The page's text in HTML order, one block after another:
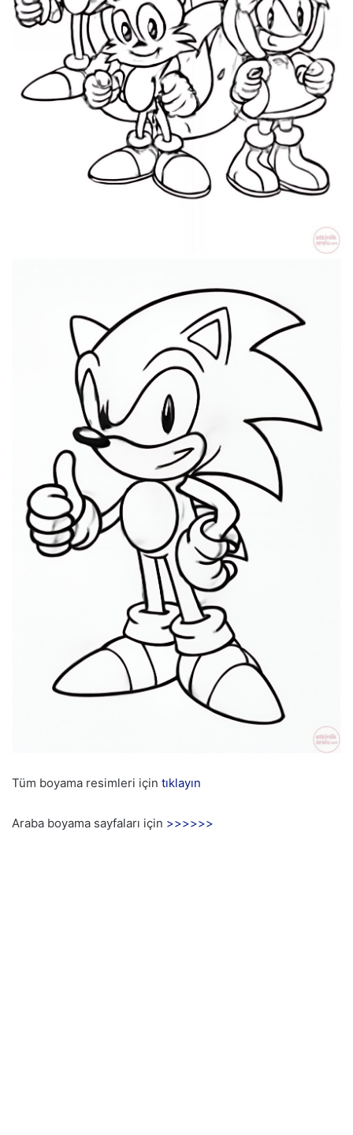
Tüm boyama resimleri için tıklayın
Araba boyama sayfaları için >>>>>>